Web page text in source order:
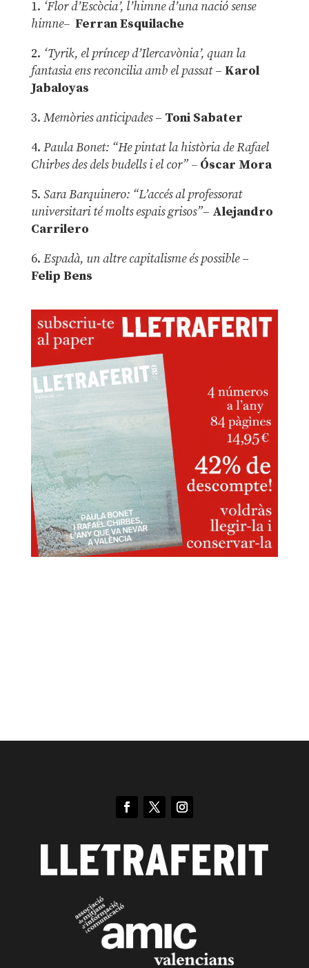
1. ‘Flor d’Escòcia’, l’himne d’una nació sense
himne– Ferran Esquilache
2. ‘Tyrik, el príncep d’Ilercavònia’, quan la
fantasia ens reconcilia amb el passat– Karol
Jabaloyas
3. Memòries anticipades– Toni Sabater
4. Paula Bonet: “He pintat la història de Rafael
Chirbes des dels budells i el cor” –Óscar Mora
5. Sara Barquinero: “L’accés al professorat
universitari té molts espais grisos”– Alejandro
Carrilero
6. Espadà, un altre capitalisme és possible –
Felip Bens